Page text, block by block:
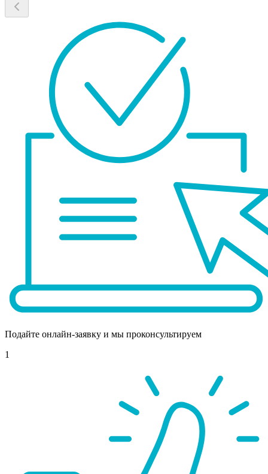
Подайте онлайн-заявку и мы проконсультируем
1